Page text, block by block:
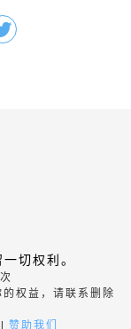
切权利。
次
权益，请联系删除
| 赞助我们